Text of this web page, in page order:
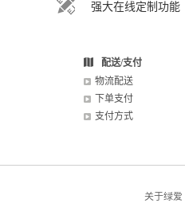
强大在线定制功能
配送/支付
物流配送
下单支付
支付方式
关于绿爱